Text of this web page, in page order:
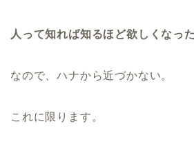
人って知れば知るほど欲しくなっ
なので、ハナから近づかない。
これに限ります。